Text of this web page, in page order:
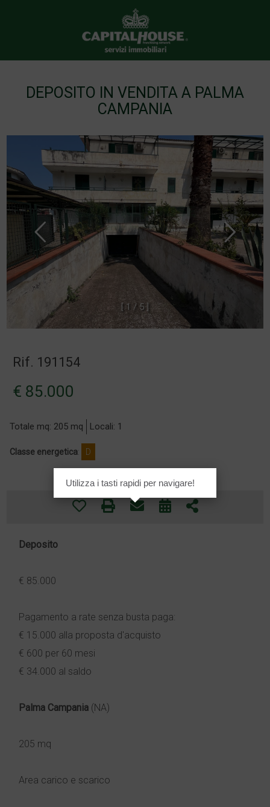
DEPOSITO IN VENDITA A PALMA
CAMPANIA
[ 1 / 5 ]
Rif. 191154
€ 85.000
Totale mq: 205 mq Locali: 1
Classe energetica: D
Deposito
€ 85.000
Pagamento a rate senza busta paga:
€ 15.000 alla proposta d'acquisto
€ 600 per 60 mesi
€ 34.000 al saldo
Palma Campania (NA)
205 mq
Area carico e scarico
Utilizza i tasti rapidi per navigare!